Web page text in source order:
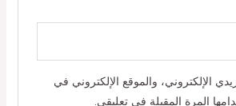
الإلكتروني، والموقع الإلكتروني في
المرة المقبلة في تعليقي.